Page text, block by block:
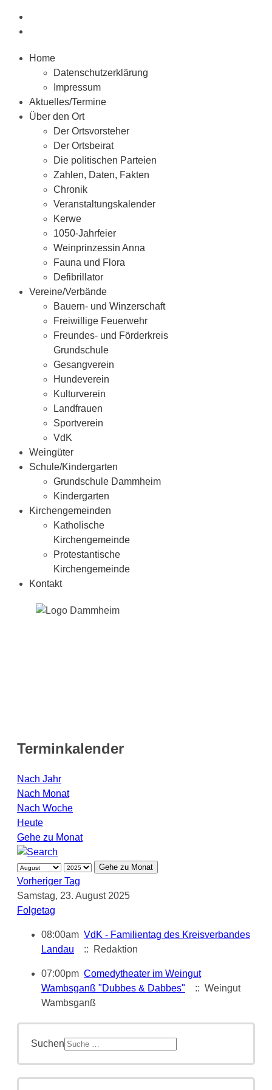
Home
Datenschutzerklärung
Impressum
Aktuelles/Termine
Über den Ort
Der Ortsvorsteher
Der Ortsbeirat
Die politischen Parteien
Zahlen, Daten, Fakten
Chronik
Veranstaltungskalender
Kerwe
1050-Jahrfeier
Weinprinzessin Anna
Fauna und Flora
Defibrillator
Vereine/Verbände
Bauern- und Winzerschaft
Freiwillige Feuerwehr
Freundes- und Förderkreis
Grundschule
Gesangverein
Hundeverein
Kulturverein
Landfrauen
Sportverein
VdK
Weingüter
Schule/Kindergarten
Grundschule Dammheim
Kindergarten
Kirchengemeinden
Katholische
Kirchengemeinde
Protestantische
Kirchengemeinde
Kontakt
Terminkalender
Nach Jahr
Nach Monat
Nach Woche
Heute
Gehe zu Monat
Gehe zu Monat
Vorheriger Tag
Samstag, 23. August 2025
Folgetag
08:00am VdK - Familientag des Kreisverbandes
Landau
:: Redaktion
07:00pm Comedytheater im Weingut
Wambsganß "Dubbes & Dabbes"
:: Weingut
Wambsganß
Suchen